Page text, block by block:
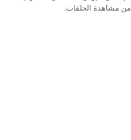
من مشاهدة الحلقات.